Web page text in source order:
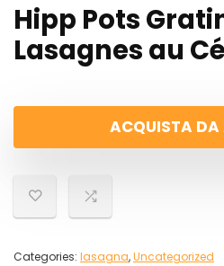
Hipp Pots
Lasagnes au
ACQUISTA
Categories: lasagna,Uncategorized